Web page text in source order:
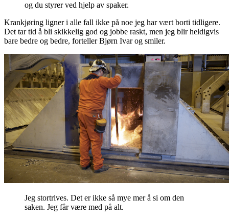
og du styrer ved hjelp av spaker.
Krankjøring ligner i alle fall ikke på noe jeg har vært borti tidligere.
Det tar tid å bli skikkelig god og jobbe raskt, men jeg blir heldigvis
bare bedre og bedre, forteller Bjørn Ivar og smiler.
Jeg stortrives. Det er ikke så mye mer å si om den
saken. Jeg får være med på alt.